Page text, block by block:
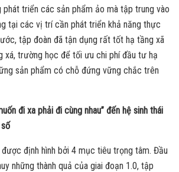
phát triển các sản phẩm ảo mà tập trung vào
tại các vị trí cần phát triển khả năng thực
tập đoàn đã tận dụng rất tốt hạ tầng xã
xá, trường học để tối ưu chi phí đầu tư hạ
sản phẩm có chỗ đứng vững chắc trên
đi xa phải đi cùng nhau” đến hệ sinh thái
được định hình bởi 4 mục tiêu trọng tâm. Đầu
những thành quả của giai đoạn 1.0, tập